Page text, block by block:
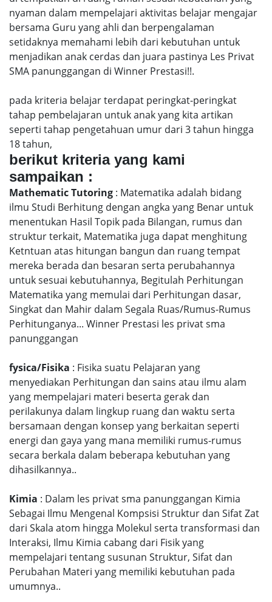
nyaman dalam mempelajari aktivitas belajar mengajar
bersama Guru yang ahli dan berpengalaman
setidaknya memahami lebih dari kebutuhan untuk
menjadikan anak cerdas dan juara pastinya Les Privat
SMA panunggangan di Winner Prestasi!!.
pada kriteria belajar terdapat peringkat-peringkat
tahap pembelajaran untuk anak yang kita artikan
seperti tahap pengetahuan umur dari 3 tahun hingga
18 tahun,
berikut kriteria yang kami
sampaikan :
Mathematic Tutoring : Matematika adalah bidang
ilmu Studi Berhitung dengan angka yang Benar untuk
menentukan Hasil Topik pada Bilangan, rumus dan
struktur terkait, Matematika juga dapat menghitung
Ketntuan atas hitungan bangun dan ruang tempat
mereka berada dan besaran serta perubahannya
untuk sesuai kebutuhannya, Begitulah Perhitungan
Matematika yang memulai dari Perhitungan dasar,
Singkat dan Mahir dalam Segala Ruas/Rumus-Rumus
Perhitunganya... Winner Prestasi les privat sma
panunggangan
fysica/Fisika : Fisika suatu Pelajaran yang
menyediakan Perhitungan dan sains atau ilmu alam
yang mempelajari materi beserta gerak dan
perilakunya dalam lingkup ruang dan waktu serta
bersamaan dengan konsep yang berkaitan seperti
energi dan gaya yang mana memiliki rumus-rumus
secara berkala dalam beberapa kebutuhan yang
dihasilkannya..
Kimia : Dalam les privat sma panunggangan Kimia
Sebagai Ilmu Mengenal Kompsisi Struktur dan Sifat Zat
dari Skala atom hingga Molekul serta transformasi dan
Interaksi, Ilmu Kimia cabang dari Fisik yang
mempelajari tentang susunan Struktur, Sifat dan
Perubahan Materi yang memiliki kebutuhan pada
umumnya..